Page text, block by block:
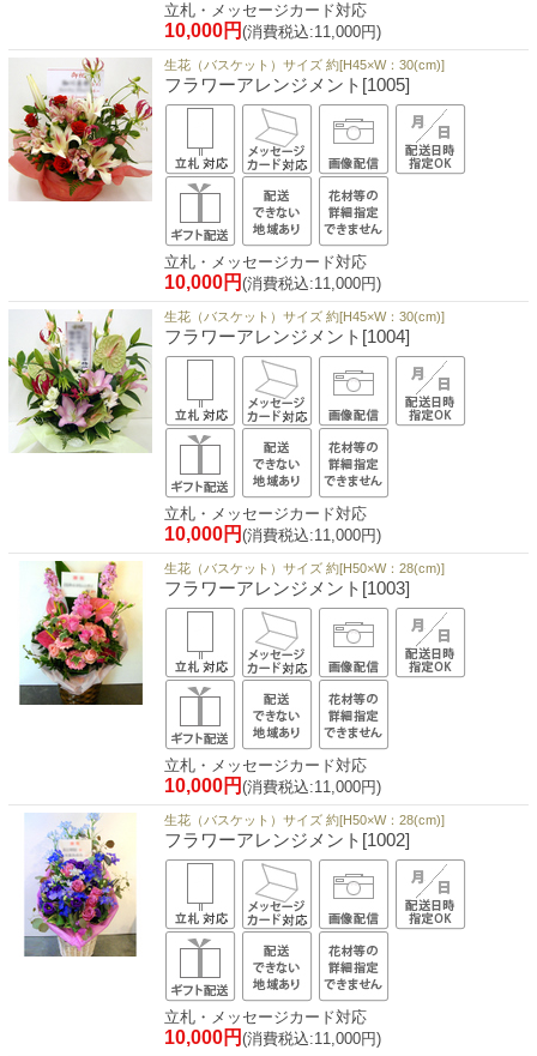
立札・メッセージカード対応
10,000円 (消費税込:11,000円)
生花（バスケット）サイズ 約[H45×W：30(cm)]
フラワーアレンジメント[1005]
立札・メッセージカード対応
10,000円 (消費税込:11,000円)
生花（バスケット）サイズ 約[H45×W：30(cm)]
フラワーアレンジメント[1004]
立札・メッセージカード対応
10,000円 (消費税込:11,000円)
生花（バスケット）サイズ 約[H50×W：28(cm)]
フラワーアレンジメント[1003]
立札・メッセージカード対応
10,000円 (消費税込:11,000円)
生花（バスケット）サイズ 約[H50×W：28(cm)]
フラワーアレンジメント[1002]
立札・メッセージカード対応
10,000円 (消費税込:11,000円)